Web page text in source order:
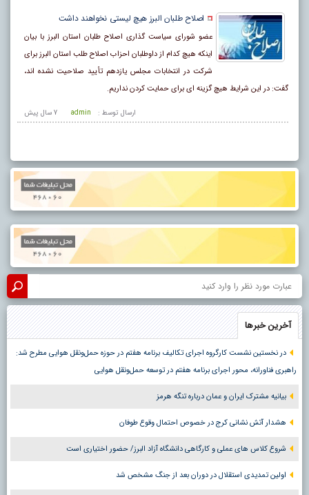
اصلاح طلبان البرز هیچ لیستی نخواهند داشت
عضو شورای سیاست‌ گذاری اصلاح‌ طلبان استان البرز با بیان
اینکه هیچ کدام از داوطلبان احزاب اصلاح‌ طلب استان البرز برای
شرکت در انتخابات مجلس یازدهم تأیید صلاحیت نشده‌ اند،
گفت: در این شرایط هیچ گزینه‌ ای برای حمایت کردن نداریم.
7 سال پيش ارسال توسط : admin
آخرین خبرها
در نخستین نشست کارگروه اجرای تکالیف برنامه هفتم در حوزه حمل‌ونقل هوایی مطرح شد:
راهبری فناورانه، محور اجرای برنامه هفتم در توسعه حمل‌ونقل هوایی
بیانیه مشترک ایران و عمان درباره تنگه هرمز
هشدار آتش نشانی کرج در خصوص احتمال وقوع طوفان
شروع کلاس های عملی و کارگاهی دانشگاه آزاد البرز/ حضور اختیاری است
اولین تمدیدی استقلال در دوران بعد از جنگ مشخص شد